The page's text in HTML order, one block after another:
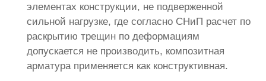
элементах конструкции, не подверженной
сильной нагрузке, где согласно СНиП расчет по
раскрытию трещин по деформациям
допускается не производить, композитная
арматура применяется как конструктивная.